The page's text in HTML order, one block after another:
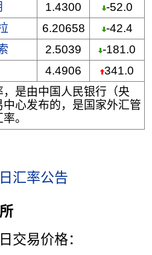
1.4300
-52.0
6.20658
-42.4
2.5039
-181.0
4.4906
341.0
是由中国人民银行（央
心发布的，是国家外汇管
。
汇率公告
交易价格：